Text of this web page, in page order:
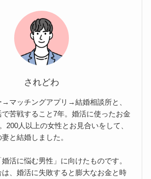
されどわ
→マッチングアプリ→結婚相談所と、
苦戦すること7年。婚活に使ったお金
200人以上の女性とお見合いをして、
と結婚しました。
活に悩む男性」に向けたものです。
、婚活に失敗すると膨大なお金と時